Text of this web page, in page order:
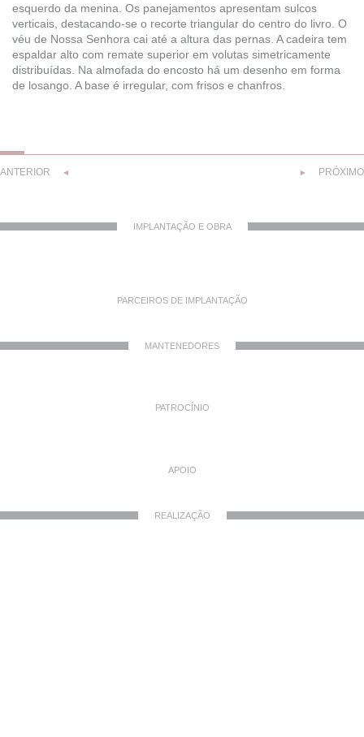
esquerdo da menina. Os panejamentos apresentam sulcos
verticais, destacando-se o recorte triangular do centro do livro. O
véu de Nossa Senhora cai até a altura das pernas. A cadeira tem
espaldar alto com remate superior em volutas simetricamente
distribuídas. Na almofada do encosto há um desenho em forma
de losango. A base é irregular, com frisos e chanfros.
ANTERIOR ◄ ► PRÓXIMO
IMPLANTAÇÃO E OBRA
PARCEIROS DE IMPLANTAÇÃO
MANTENEDORES
PATROCÍNIO
APOIO
REALIZAÇÃO